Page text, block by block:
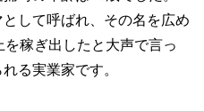
して呼ばれ、その名を広め
稼ぎ出したと大声で言っ
る実業家です。